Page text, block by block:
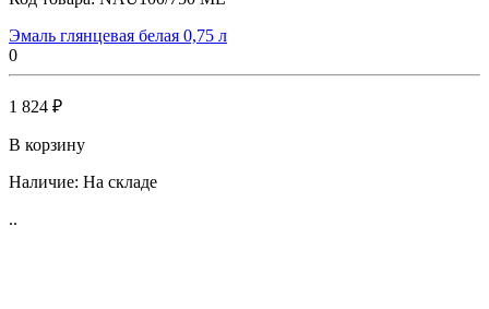
Эмаль глянцевая белая 0,75 л
0
1 824 ₽
В корзину
Наличие: На складе
..